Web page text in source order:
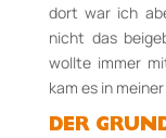
dort war ich
nicht das
wollte immer
kam es in
DER